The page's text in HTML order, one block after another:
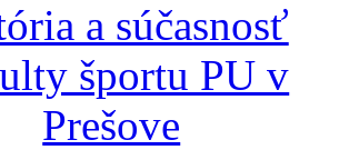
a súčasnosť
športu PU v
Prešove